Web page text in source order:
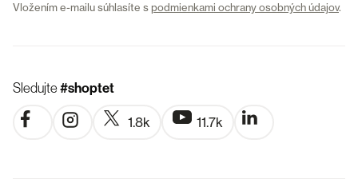
Vložením e-mailu súhlasíte spodmienkami ochrany osobných údajov.
Sledujte#shoptet
1.8k 11.7k